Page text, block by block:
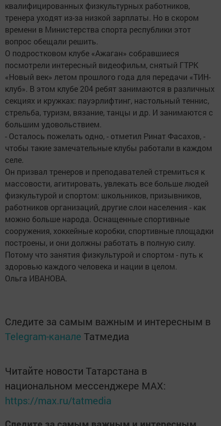
квалифицированных физкультурных работников,
тренера уходят из-за низкой зарплаты. Но в скором
времени в Министерства спорта республики этот
вопрос обещали решить.
О подростковом клубе «Ажаган» собравшиеся
посмотрели интересный видеофильм, снятый ГТРК
«Новый век» летом прошлого года для передачи «ТИН-
клуб». В этом клубе 204 ребят занимаются в различных
секциях и кружках: пауэрлифтинг, настольный теннис,
стрельба, туризм, вязание, танцы и др. И занимаются с
большим удовольствием.
- Осталось пожелать одно, - отметил Ринат Фасахов, -
чтобы такие замечательные клубы работали в каждом
селе.
Он призвал тренеров и преподавателей стремиться к
массовости, агитировать, увлекать все больше людей
физкультурой и спортом: школьников, призывников,
работников организаций, другие слои населения - как
можно больше народа. Оснащенные спортивные
сооружения, хоккейные коробки, спортивные площадки
построены, и они должны работать в полную силу.
Потому что занятия физкультурой и спортом - путь к
здоровью каждого человека и нации в целом.
Ольга ИВАНОВА.
Следите за самым важным и интересным в
Telegram-канале Татмедиа
Читайте новости Татарстана в
национальном мессенджере MАХ:
https://max.ru/tatmedia